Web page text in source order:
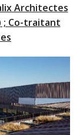
Architectes
; Co-traitant